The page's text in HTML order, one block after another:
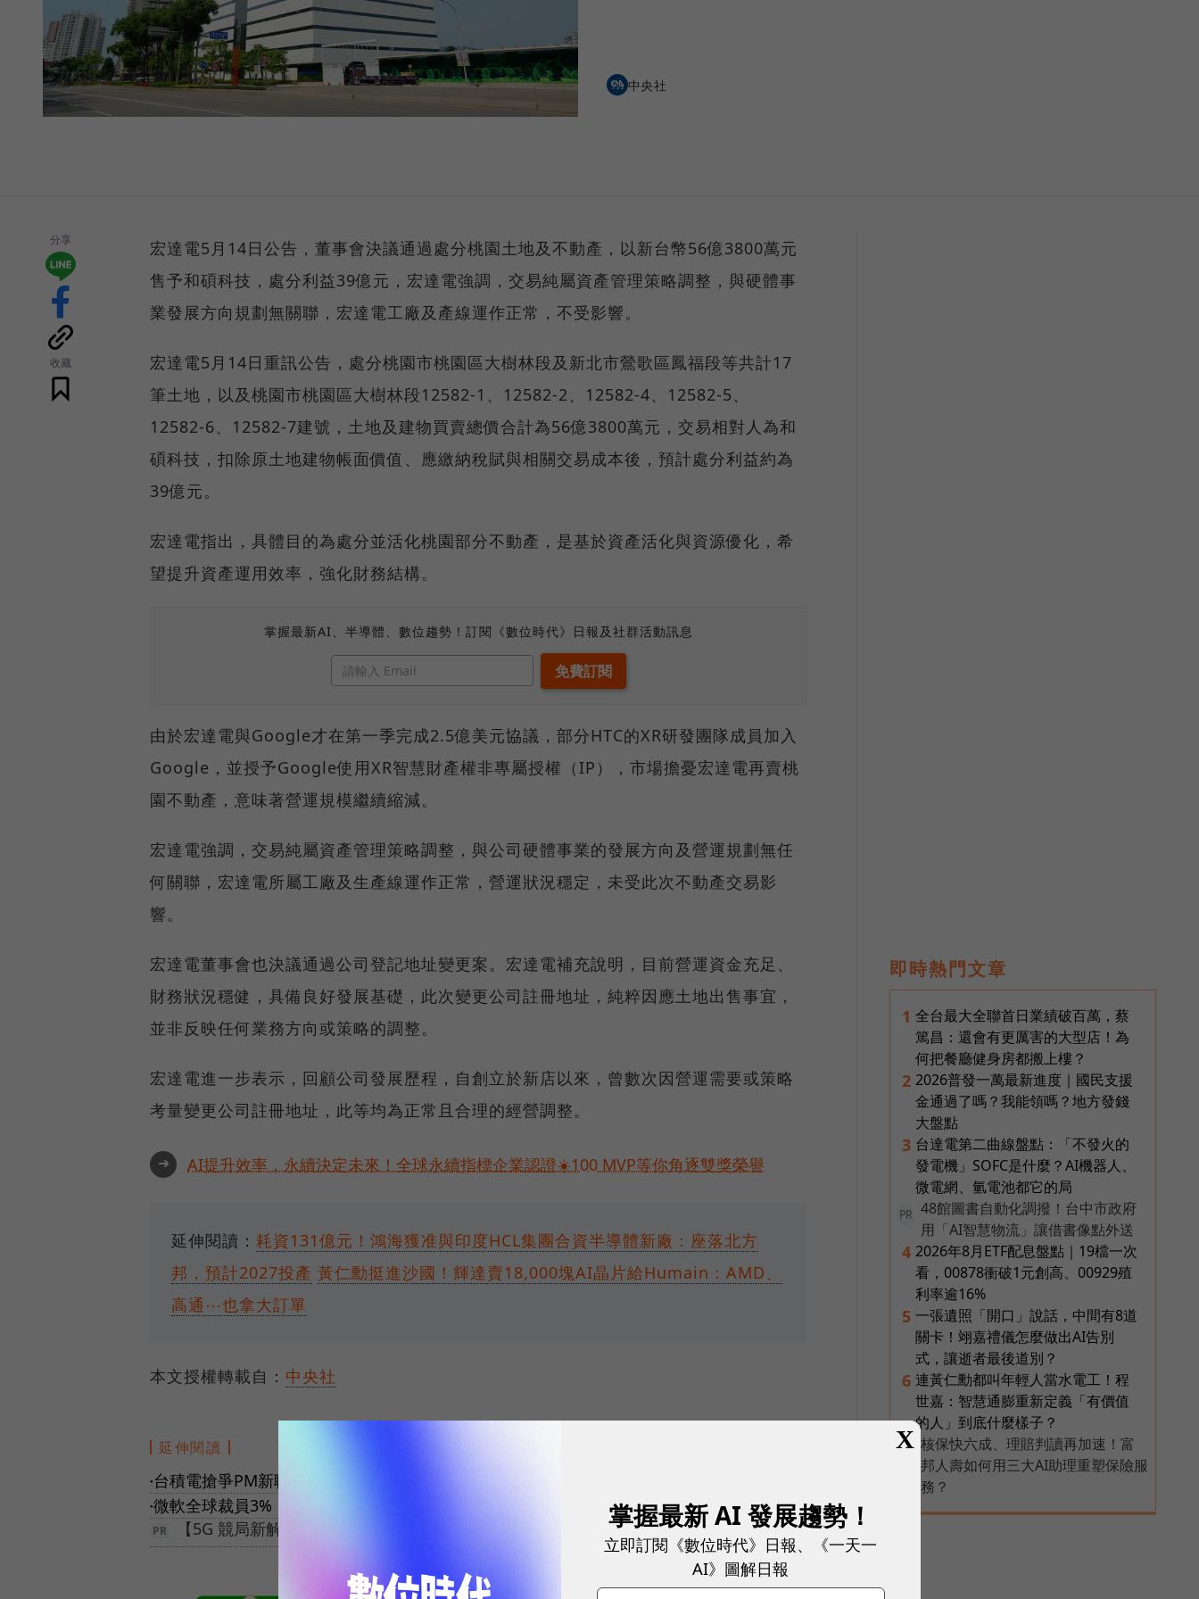
中央社
分享
收藏
宏達電5月14日公告，董事會決議通過處分桃園土地及不動產，以新台幣56億3800萬元
售予和碩科技，處分利益39億元，宏達電強調，交易純屬資產管理策略調整，與硬體事
業發展方向規劃無關聯，宏達電工廠及產線運作正常，不受影響。
宏達電5月14日重訊公告，處分桃園市桃園區大樹林段及新北市鶯歌區鳳福段等共計17
筆土地，以及桃園市桃園區大樹林段12582-1、12582-2、12582-4、12582-5、
12582-6、12582-7建號，土地及建物買賣總價合計為56億3800萬元，交易相對人為和
碩科技，扣除原土地建物帳面價值、應繳納稅賦與相關交易成本後，預計處分利益約為
39億元。
宏達電指出，具體目的為處分並活化桃園部分不動產，是基於資產活化與資源優化，希
望提升資產運用效率，強化財務結構。
掌握最新AI、半導體、數位趨勢！訂閱《數位時代》日報及社群活動訊息
由於宏達電與Google才在第一季完成2.5億美元協議，部分HTC的XR研發團隊成員加入
Google，並授予Google使用XR智慧財產權非專屬授權（IP），市場擔憂宏達電再賣桃
園不動產，意味著營運規模繼續縮減。
宏達電強調，交易純屬資產管理策略調整，與公司硬體事業的發展方向及營運規劃無任
何關聯，宏達電所屬工廠及生產線運作正常，營運狀況穩定，未受此次不動產交易影
響。
宏達電董事會也決議通過公司登記地址變更案。宏達電補充說明，目前營運資金充足、
財務狀況穩健，具備良好發展基礎，此次變更公司註冊地址，純粹因應土地出售事宜，
並非反映任何業務方向或策略的調整。
宏達電進一步表示，回顧公司發展歷程，自創立於新店以來，曾數次因營運需要或策略
考量變更公司註冊地址，此等均為正常且合理的經營調整。
➜ AI提升效率，永續決定未來！全球永續指標企業認證☀️100 MVP等你角逐雙獎榮譽
延伸閱讀： 耗資131億元！鴻海獲准與印度HCL集團合資半導體新廠：座落北方
邦，預計2027投產 黃仁勳挺進沙國！輝達賣18,000塊AI晶片給Humain：AMD、
高通⋯也拿大訂單
本文授權轉載自： 中央社
延伸閱讀
● 台積電搶爭PM新職缺！「AI產品經理」是什麼？年薪多少？必備技能有哪些？
●微軟全球裁員3%！一次讓6,000名員工走人：瞄準管理層開刀，為AI大佈署暖身？
【5G 競局新解】告別極速迷思！ 台灣大哥大奪雙冠，重定義「好網路」
即時熱門文章
1 全台最大全聯首日業績破百萬，蔡
篤昌：還會有更厲害的大型店！為
何把餐廳健身房都搬上樓？
2 2026普發一萬最新進度｜國民支援
金通過了嗎？我能領嗎？地方發錢
大盤點
3 台達電第二曲線盤點：「不發火的
發電機」SOFC是什麼？AI機器人、
微電網、氫電池都它的局
PR
48館圖書自動化調撥！台中市政府
用「AI智慧物流」讓借書像點外送
4 2026年8月ETF配息盤點｜19檔一次
看，00878衝破1元創高、00929殖
利率逾16%
5 一張遺照「開口」說話，中間有8道
關卡！翊嘉禮儀怎麼做出AI告別
式，讓逝者最後道別？
6 連黃仁勳都叫年輕人當水電工！程
世嘉：智慧通膨重新定義「有價值
的人」到底什麼樣子？
PR
核保快六成、理賠判讀再加速！富
邦人壽如何用三大AI助理重塑保險服
務？
X
掌握最新 AI 發展趨勢！
立即訂閱《數位時代》日報、《一天一
AI》圖解日報